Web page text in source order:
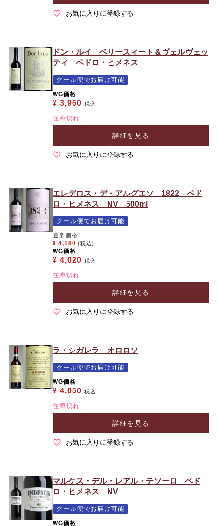
お気に入りに登録する
ドン・ルイ ベリースィート＆ヴェルヴェッ
ティ ペドロ・ヒメネス
クール便でお届け可能
WG価格
¥ 3,960 税込
在庫切れ
詳細を見る
お気に入りに登録する
エレデロス・デ・アルグエソ 1822 ペド
ロ・ヒメネス NV 500ml
クール便でお届け可能
通常価格
¥ 4,180 (税込)
WG価格
¥ 4,020 税込
在庫切れ
詳細を見る
お気に入りに登録する
ラ・シガレラ オロロソ
クール便でお届け可能
WG価格
¥ 4,060 税込
在庫切れ
詳細を見る
お気に入りに登録する
マルケス・デル・レアル・テソーロ ペド
ロ・ヒメネス NV
クール便でお届け可能
WG価格